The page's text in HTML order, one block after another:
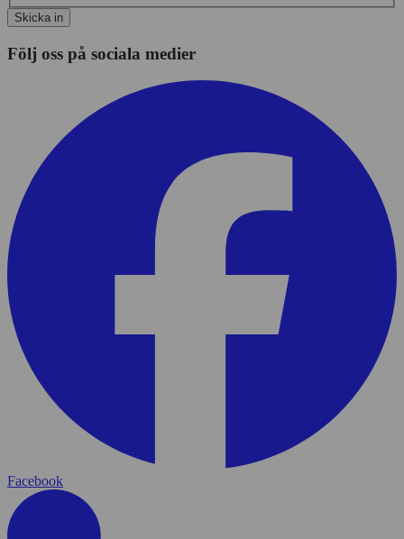
Skicka in
Följ oss på sociala medier
Facebook